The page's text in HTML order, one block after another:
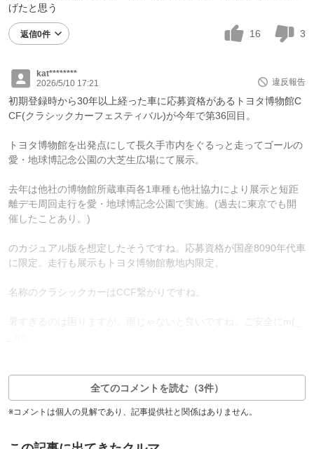
げたと思う
返信0件 16 3
kat********
2026/5/10 17:21
違反報告
初期登録時から30年以上経った車に応募資格があるトヨタ博物館C
CF(クラシックカーフェスティバル)が今年で第36回目。
トヨタ博物館を出発点にして長久手市内をぐるっと走ってゴールの
愛・地球博記念公園の大芝生広場にて展示。
去年は他社の博物館所蔵車両各1車種も他社協力により展示と短距
離デモ周回走行を愛・地球博記念公園で実施。(過去に東京でも開
催したことあり。)
のカジュアル版を想定したそうですね。応募資格が国産8090年代車
に限定。走行も展示もトヨタ博物館敷地内限定。
名称のクラシックカーはCCF繋がりですね。
全てのコメントを読む（3件）
※コメントは個人の見解であり、記事提供社と関係はありません。